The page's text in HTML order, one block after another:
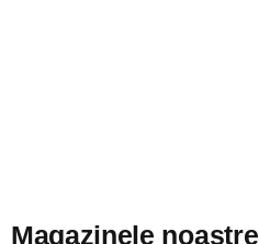
Magazinele noastre